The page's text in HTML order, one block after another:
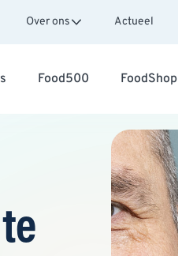
Over ons Actueel
Food500